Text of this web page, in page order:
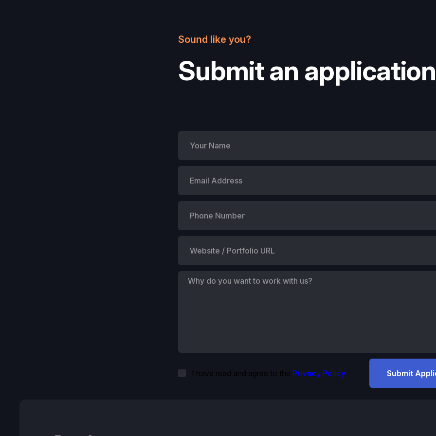
Sound like you?
Submit an
I have read and agree to the Privacy Policy